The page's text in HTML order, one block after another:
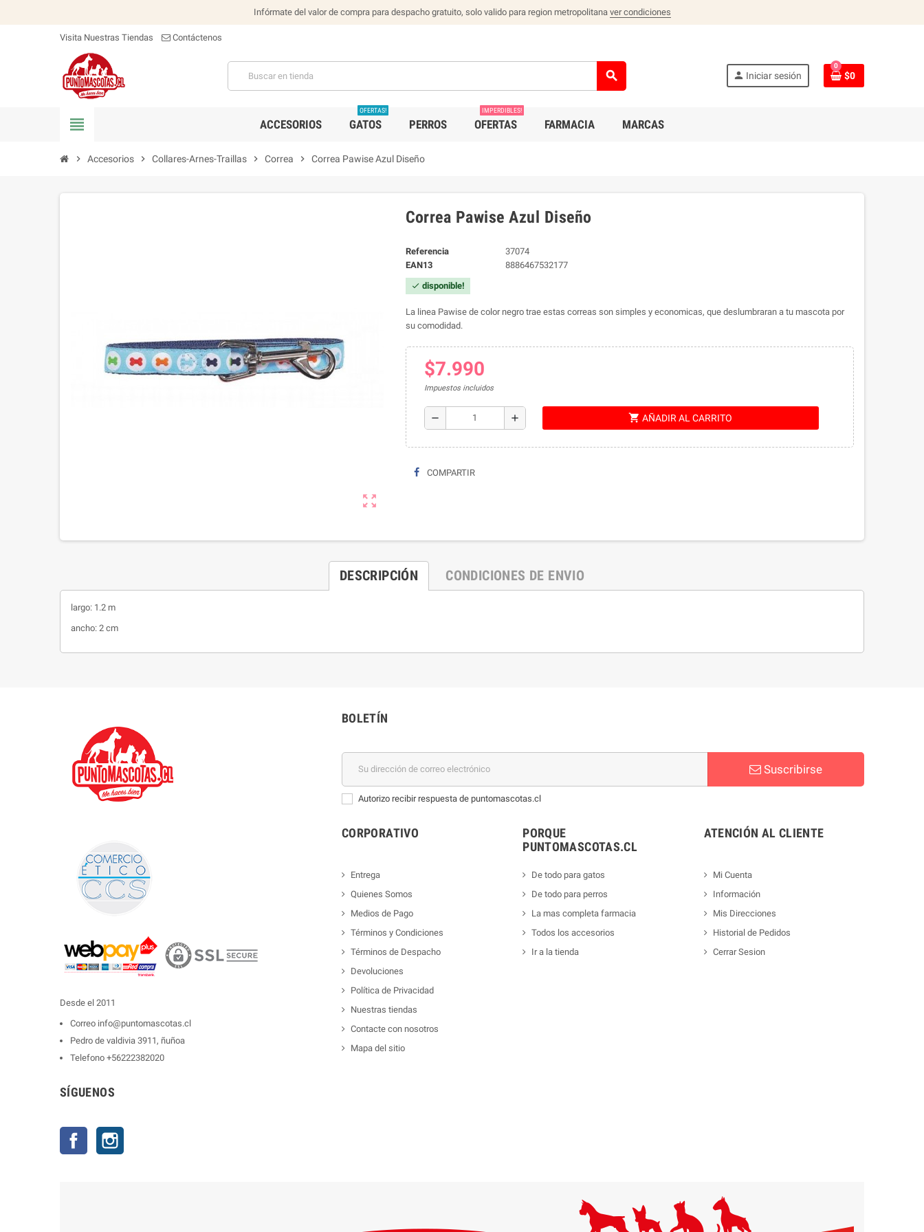
Infórmate del valor de compra para despacho gratuito, solo valido para region metropolitana ver condiciones
Visita Nuestras Tiendas Contáctenos
search person Iniciar sesión
0
$0
view_headline ACCESORIOS GATOS
OFERTAS!
PERROS OFERTAS
IMPERDIBLES!
FARMACIA MARCAS
chevron_right Accesorios chevron_right Collares-Arnes-Traillas chevron_right Correa chevron_right Correa Pawise Azul Diseño
zoom_out_map
Correa Pawise Azul Diseño
Referencia
37074
EAN13
8886467532177
check disponible!
La linea Pawise de color negro trae estas correas son simples y economicas, que deslumbraran a tu mascota por
su comodidad.
$7.990
Impuestos incluidos
remove add shopping_cart AÑADIR AL CARRITO
COMPARTIR
DESCRIPCIÓN CONDICIONES DE ENVIO
largo: 1.2 m
ancho: 2 cm
Desde el 2011
Correo info@puntomascotas.cl
Pedro de valdivia 3911, ñuñoa
Telefono +56222382020
SÍGUENOS
Facebook
BOLETÍN
Suscribirse
Autorizo recibir respuesta de puntomascotas.cl
CORPORATIVO
Entrega
Quienes Somos
Medios de Pago
Términos y Condiciones
Términos de Despacho
Devoluciones
Política de Privacidad
Nuestras tiendas
Contacte con nosotros
Mapa del sitio
PORQUE
PUNTOMASCOTAS.CL
De todo para gatos
De todo para perros
La mas completa farmacia
Todos los accesorios
Ir a la tienda
ATENCIÓN AL CLIENTE
Mi Cuenta
Información
Mis Direcciones
Historial de Pedidos
Cerrar Sesion